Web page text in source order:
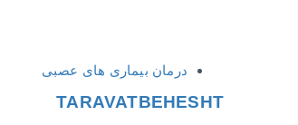
درمان بیماری های عصبی
TARAVATBEHESHT